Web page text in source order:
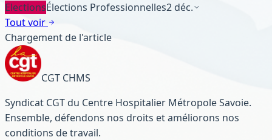
ElectionsÉlections Professionnelles2 déc.
Tout voir
Chargement de l'article
CGT CHMS
Syndicat CGT du Centre Hospitalier Métropole Savoie.
Ensemble, défendons nos droits et améliorons nos
conditions de travail.